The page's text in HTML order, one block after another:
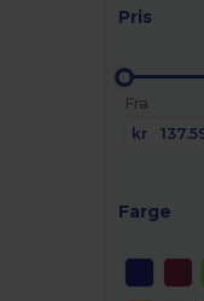
Pris
Fra
kr
Farge